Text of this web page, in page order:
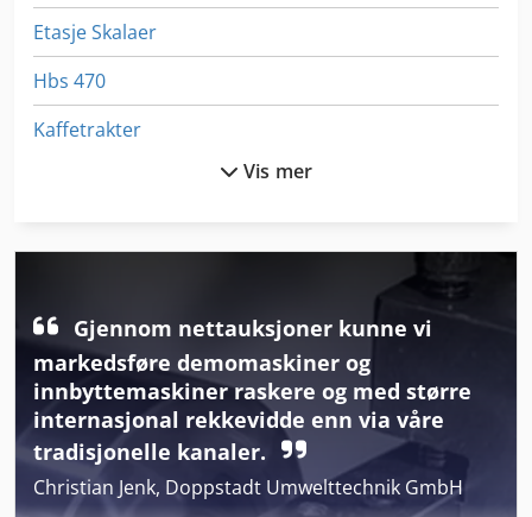
Etasje Skalaer
Hbs 470
Kaffetrakter
Samco Sc 3
Sfm
Snø Blad
Termisk Broer
Vis mer
Gjennom nettauksjoner kunne vi
markedsføre demomaskiner og
innbyttemaskiner raskere og med større
internasjonal rekkevidde enn via våre
tradisjonelle kanaler.
Christian Jenk, Doppstadt Umwelttechnik GmbH